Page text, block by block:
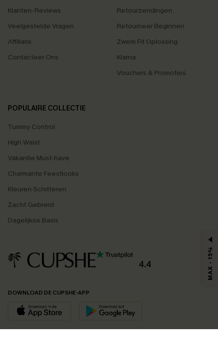
Klanten-Reviews
Veelgestelde Vragen
Affiliate
Contacteer Ons
Retourzendingen
Retourneer Beginnen
Zwem Fit Oplossing
Klarna
Vouchers & Promoties
POPULAIRE COLLECTIE
Tummy Control
High Waist
Vakantie Must-have
Charmante Feestlooks
Kleuren Schitteren
Zacht Gebreid
Dagelijkse Basis
4.4
DOWNLOAD DE CUPSHE-APP
MAX - 15%